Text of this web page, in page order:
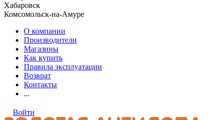
Хабаровск
Комсомольск-на-Амуре
О компании
Производители
Магазины
Как купить
Правила эксплуатации
Возврат
Контакты
...
Войти